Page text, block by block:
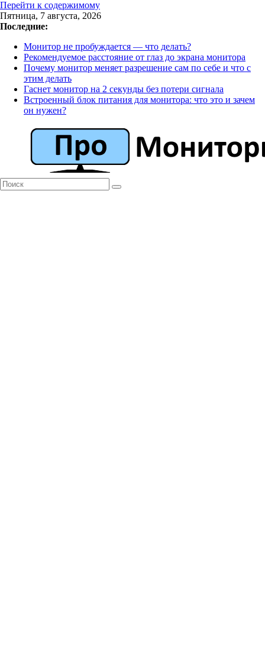
Перейти к содержимому
Пятница, 7 августа, 2026
Последние:
Монитор не пробуждается — что делать?
Рекомендуемое расстояние от глаз до экрана монитора
Почему монитор меняет разрешение сам по себе и что с
этим делать
Гаснет монитор на 2 секунды без потери сигнала
Встроенный блок питания для монитора: что это и зачем
он нужен?